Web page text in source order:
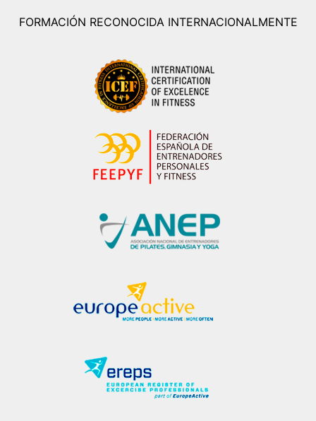
FORMACIÓN RECONOCIDA INTERNACIONALMENTE